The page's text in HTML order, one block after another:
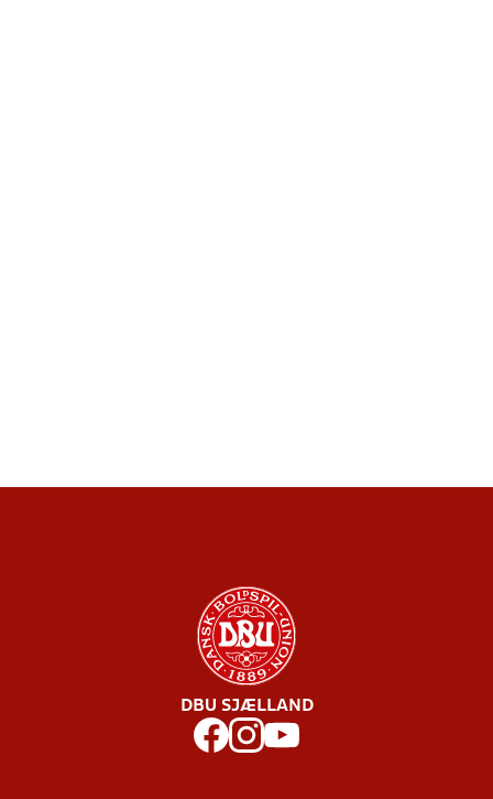
DBU SJÆLLAND